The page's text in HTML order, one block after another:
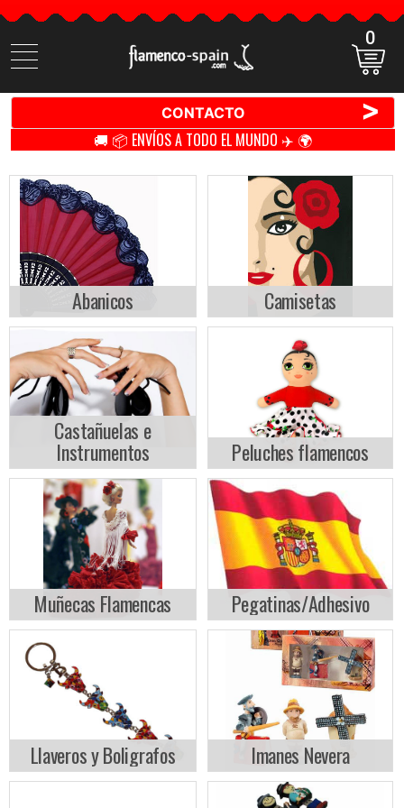
Buscar
productos
0
CONTACTO >
🚚 📦 ENVÍOS A TODO EL MUNDO ✈️ 🌍
Abanicos Camisetas
Castañuelas e
Instrumentos Peluches flamencos
Muñecas Flamencas Pegatinas/Adhesivo
Llaveros y Boligrafos Imanes Nevera